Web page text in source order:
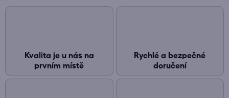
Kvalita je u nás na
prvním místě
Rychlé a bezpečné
doručení